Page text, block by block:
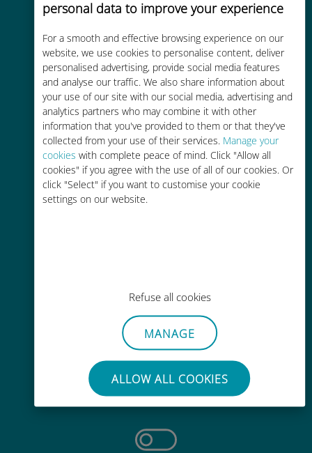
personal data to improve your experience
For a smooth and effective browsing experience on our
website, we use cookies to personalise content, deliver
personalised advertising, provide social media features
and analyse our traffic. We also share information about
your use of our site with our social media, advertising and
analytics partners who may combine it with other
information that you've provided to them or that they've
collected from your use of their services. Manage your
cookies with complete peace of mind. Click "Allow all
cookies" if you agree with the use of all of our cookies. Or
click "Select" if you want to customise your cookie
settings on our website.
Refuse all cookies
MANAGE
ALLOW ALL COOKIES
Kostengünstig
Bis zu 90 % günstiger als Roaming-
Gebühren bei Ihrem bisherigen
Anbieter
Einfaches Aufladen
Mühelos
Sie müssen Ihre bestehende SIM-
Karte nicht entfernen